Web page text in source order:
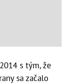
s tým, že
sa začalo